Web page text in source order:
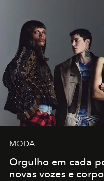
MODA
Orgulho em cada
novas vozes e